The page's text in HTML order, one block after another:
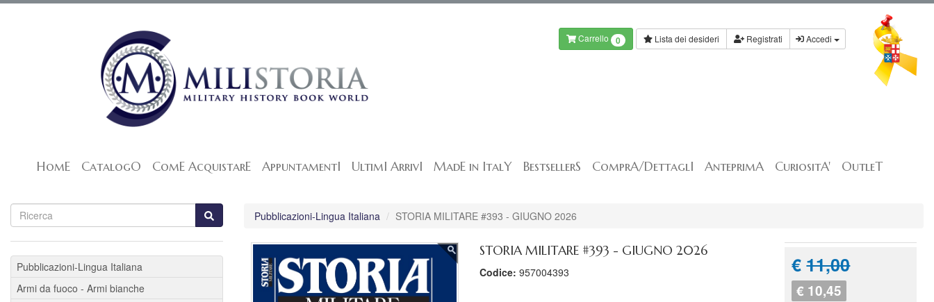
Carrello 0 Lista dei desideri Registrati Accedi
HomE CatalogO ComE AcquistarE AppuntamentI UltimI ArrivI MadE in ItalY BestsellerS ComprA/DettaglI AnteprimA CuriositA' OutleT
Pubblicazioni-Lingua Italiana STORIA MILITARE #393 - GIUGNO 2026
STORIA MILITARE #393 - GIUGNO 2026
Codice: 957004393 €11,00
€ 10,45
Pubblicazioni-Lingua Italiana
Armi da fuoco - Armi bianche